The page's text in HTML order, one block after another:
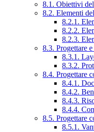
8.1. Obiettivi
8.2. Elementi
8.2.1.
8.2.2.
8.2.3.
8.3. Progettare
8.3.1.
8.3.2.
8.4. Progettare
8.4.1.
8.4.2.
8.4.3.
8.4.4.
8.5. Progettare
8.5.1.